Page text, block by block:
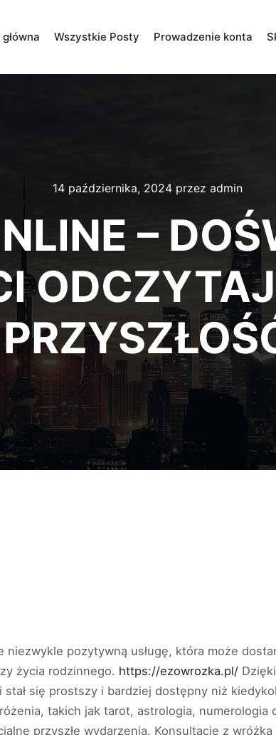
Wszystkie Posty Prowadzenie konta
14 października, 2024przez admin
–
niezwykle pozytywną usługę, która może
życia rodzinnego. https://ezowrozka.pl/
się prostszy i bardziej dostępny niż
takich jak tarot, astrologia, numerologia
przyszłe wydarzenia. Konsultacje z